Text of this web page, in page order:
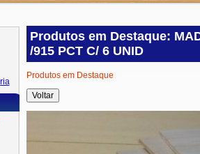
Produtos em Destaque:
/915 PCT C/ 6 UNID
Produtos em Destaque